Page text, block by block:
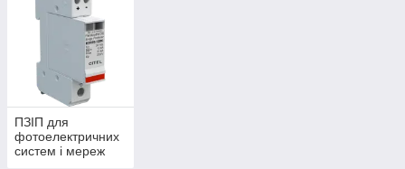
ПЗІП для
фотоелектричних
систем і мереж